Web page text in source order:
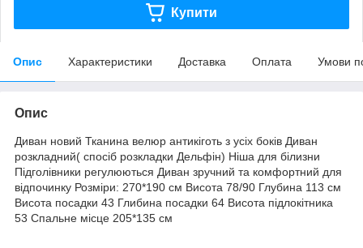
Купити
Опис Характеристики Доставка Оплата Умови
Опис
Диван новий Тканина велюр антикіготь з усіх боків Диван
розкладний( спосіб розкладки Дельфін) Ніша для білизни
Підголівники регулюються Диван зручний та комфортний для
відпочинку Розміри: 270*190 см Висота 78/90 Глубина 113 см
Висота посадки 43 Глибина посадки 64 Висота підлокітника
53 Спальне місце 205*135 см